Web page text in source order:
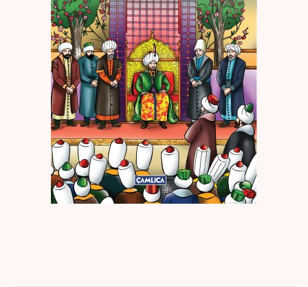
Kaynak Eserler
Osmanlı Tarihi
Proje – Araştırma
Selçuklu Tarihi
Seyahatname
Tercüme Eserler
Create Account